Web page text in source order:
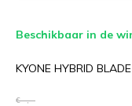
Beschikbaar in de
KYONE HYBRID
€--,--